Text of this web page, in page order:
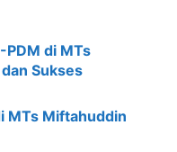
PDM di MTs
Sukses
MTs Miftahuddin